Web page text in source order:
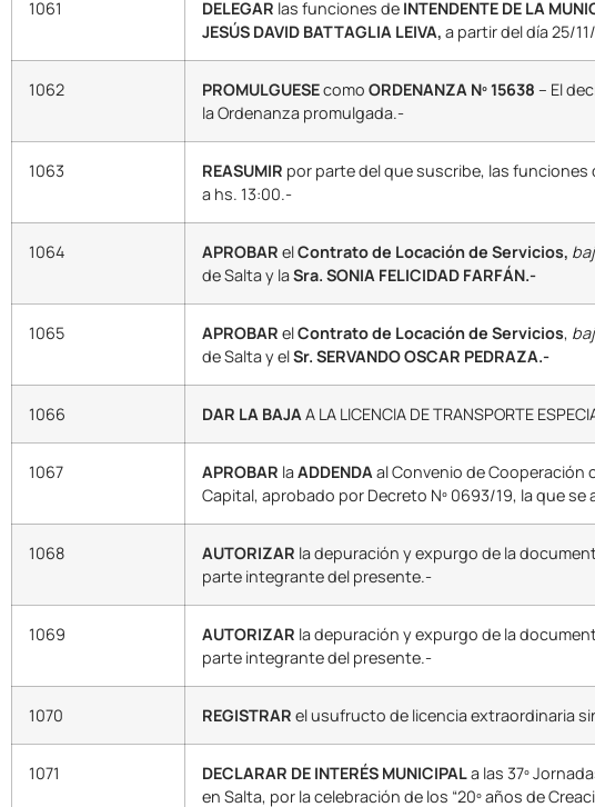
1061 DELEGAR las funciones de INTENDENTE DE LA
JESÚS DAVID BATTAGLIA LEIVA, a partir del día 25/
1062 PROMULGUESEcomo ORDENANZA Nº 15638 – El
la Ordenanza promulgada.-
1063 REASUMIR por parte del que suscribe, las funciones
a hs. 13:00.-
1064 APROBAR elContrato de Locación de Servicios,
de Salta y laSra. SONIA FELICIDAD FARFÁN.-
1065 APROBAR elContrato de Locación de Servicios,
de Salta y elSr. SERVANDO OSCAR PEDRAZA.-
1066 DAR LA BAJAA LA LICENCIA DE TRANSPORTE
1067 APROBAR laADDENDAal Convenio de Cooperación
Capital, aprobado por Decreto Nº 0693/19, la que
1068 AUTORIZAR la depuración y expurgo de la
parte integrante del presente.-
1069 AUTORIZAR la depuración y expurgo de la
parte integrante del presente.-
1070 REGISTRAR el usufructo de licencia extraordinaria
1071 DECLARAR DE INTERÉS MUNICIPALa las 37º
en Salta, por la celebración de los “20º años de